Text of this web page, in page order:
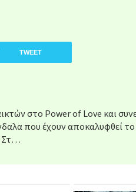
TWEET
στο Power of Love και
που έχουν αποκαλυφθεί
Στ…